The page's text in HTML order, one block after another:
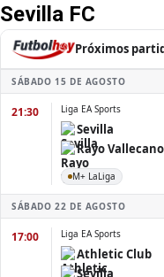
Sevilla FC